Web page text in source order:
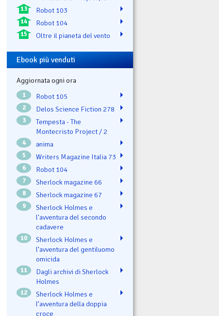
13 Robot 103
14 Robot 104
15 Oltre il pianeta del vento
Ebook più venduti
Aggiornata ogni ora
1 Robot 105
2 Delos Science Fiction 278
3
Tempesta - The
Montecristo Project / 2
4 ənima
5 Writers Magazine Italia 73
6 Robot 104
7 Sherlock magazine 66
8 Sherlock magazine 67
9
Sherlock Holmes e
l'avventura del secondo
cadavere
10
Sherlock Holmes e
l’avventura del gentiluomo
omicida
11
Dagli archivi di Sherlock
Holmes
12
Sherlock Holmes e
l’avventura della doppia
croce